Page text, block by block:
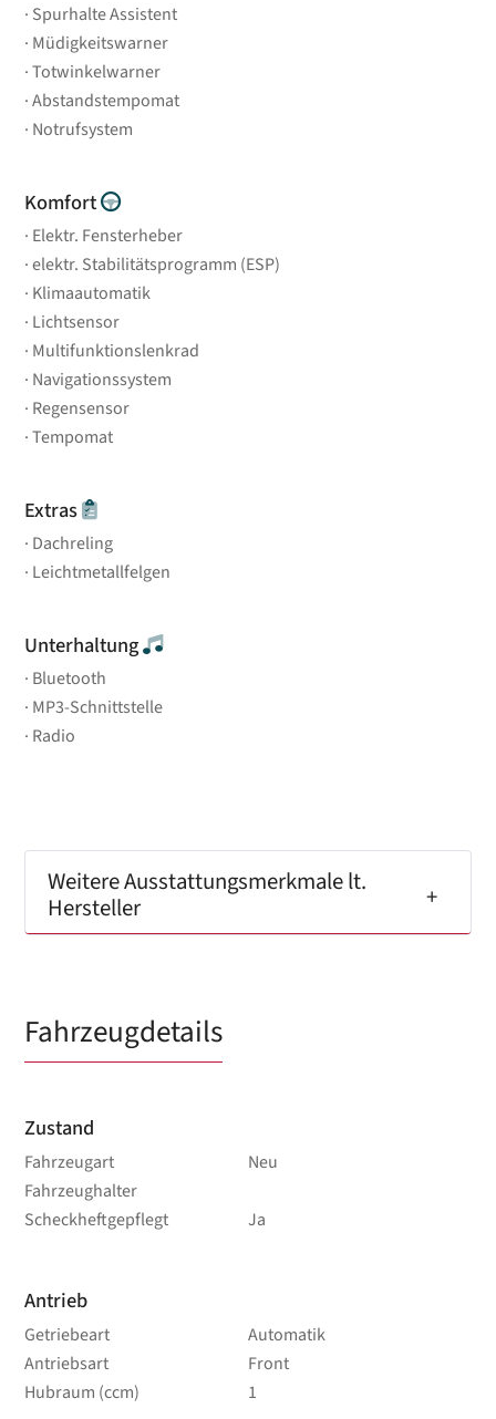
Spurhalte Assistent
Müdigkeitswarner
Totwinkelwarner
Abstandstempomat
Notrufsystem
Komfort
Elektr. Fensterheber
elektr. Stabilitätsprogramm (ESP)
Klimaautomatik
Lichtsensor
Multifunktionslenkrad
Navigationssystem
Regensensor
Tempomat
Extras
Dachreling
Leichtmetallfelgen
Unterhaltung
Bluetooth
MP3-Schnittstelle
Radio
Weitere Ausstattungsmerkmale lt.
Hersteller
Fahrzeugdetails
Zustand
Fahrzeugart
Neu
Fahrzeughalter
Scheckheftgepflegt
Ja
Antrieb
Getriebeart
Automatik
Antriebsart
Front
Hubraum (ccm)
1